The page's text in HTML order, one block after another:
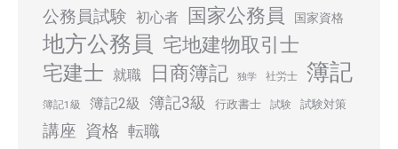
公務員試験 初心者 国家公務員 国家資格
地方公務員 宅地建物取引士
宅建士 就職 日商簿記 独学 社労士 簿記
簿記1級 簿記2級 簿記3級 行政書士 試験 試験対策
講座 資格 転職